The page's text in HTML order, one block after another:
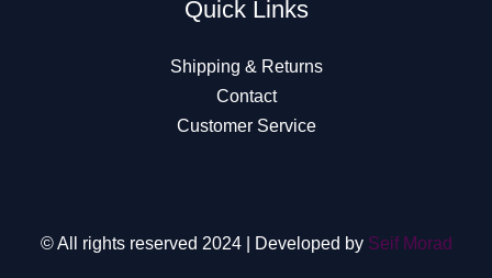
Quick Links
Shipping & Returns
Contact
Customer Service
©All rights reserved 2024 | Developed by Seif Morad